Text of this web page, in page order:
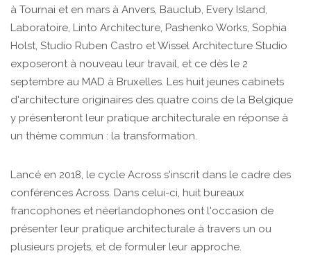
à Tournai et en mars à Anvers, Bauclub, Every Island,
Laboratoire, Linto Architecture, Pashenko Works, Sophia
Holst, Studio Ruben Castro et Wissel Architecture Studio
exposeront à nouveau leur travail, et ce dès le 2
septembre au MAD à Bruxelles. Les huit jeunes cabinets
d'architecture originaires des quatre coins de la Belgique
y présenteront leur pratique architecturale en réponse à
un thème commun : la transformation.
Lancé en 2018, le cycle Across s'inscrit dans le cadre des
conférences Across. Dans celui-ci, huit bureaux
francophones et néerlandophones ont l'occasion de
présenter leur pratique architecturale à travers un ou
plusieurs projets, et de formuler leur approche.